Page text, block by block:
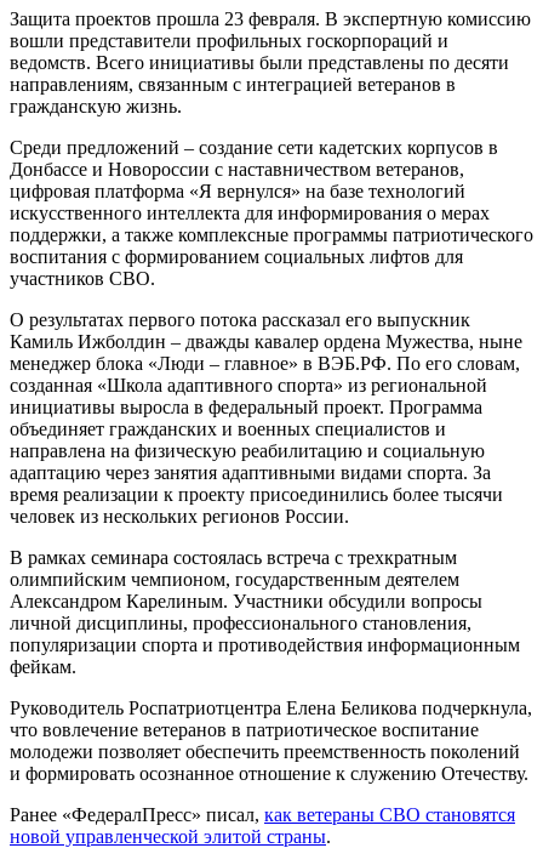
Защита проектов прошла 23 февраля. В экспертную комиссию
вошли представители профильных госкорпораций и
ведомств. Всего инициативы были представлены по десяти
направлениям, связанным с интеграцией ветеранов в
гражданскую жизнь.
Среди предложений – создание сети кадетских корпусов в
Донбассе и Новороссии с наставничеством ветеранов,
цифровая платформа «Я вернулся» на базе технологий
искусственного интеллекта для информирования о мерах
поддержки, а также комплексные программы патриотического
воспитания с формированием социальных лифтов для
участников СВО.
О результатах первого потока рассказал его выпускник
Камиль Ижболдин – дважды кавалер ордена Мужества, ныне
менеджер блока «Люди – главное» в ВЭБ.РФ. По его словам,
созданная «Школа адаптивного спорта» из региональной
инициативы выросла в федеральный проект. Программа
объединяет гражданских и военных специалистов и
направлена на физическую реабилитацию и социальную
адаптацию через занятия адаптивными видами спорта. За
время реализации к проекту присоединились более тысячи
человек из нескольких регионов России.
В рамках семинара состоялась встреча с трехкратным
олимпийским чемпионом, государственным деятелем
Александром Карелиным. Участники обсудили вопросы
личной дисциплины, профессионального становления,
популяризации спорта и противодействия информационным
фейкам.
Руководитель Роспатриотцентра Елена Беликова подчеркнула,
что вовлечение ветеранов в патриотическое воспитание
молодежи позволяет обеспечить преемственность поколений
и формировать осознанное отношение к служению Отечеству.
Ранее «ФедералПресс» писал, как ветераны СВО становятся
новой управленческой элитой страны.